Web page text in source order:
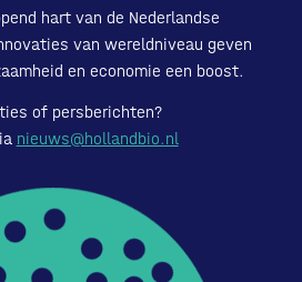
hart van de Nederlandse
van wereldniveau geven
en economie een boost.
of persberichten?
nieuws@hollandbio.nl